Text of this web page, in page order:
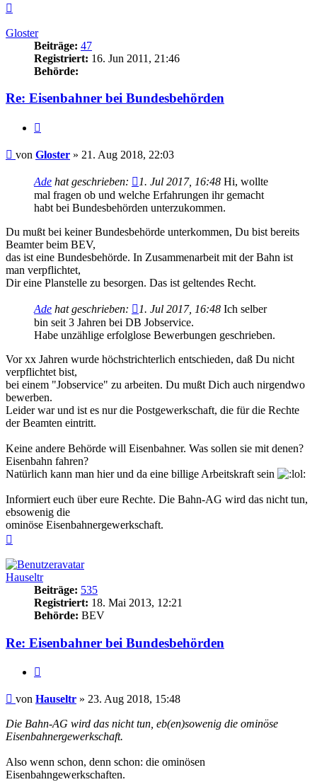
Gloster
Beiträge: 47
Registriert: 16. Jun 2011, 21:46
Behörde:
Re: Eisenbahner bei Bundesbehörden
Beitrag
von Gloster » 21. Aug 2018, 22:03
Ade hat geschrieben: 1. Jul 2017, 16:48 Hi, wollte
mal fragen ob und welche Erfahrungen ihr gemacht
habt bei Bundesbehörden unterzukommen.
Du mußt bei keiner Bundesbehörde unterkommen, Du bist bereits
Beamter beim BEV,
das ist eine Bundesbehörde. In Zusammenarbeit mit der Bahn ist
man verpflichtet,
Dir eine Planstelle zu besorgen. Das ist geltendes Recht.
Ade hat geschrieben: 1. Jul 2017, 16:48 Ich selber
bin seit 3 Jahren bei DB Jobservice.
Habe unzählige erfolglose Bewerbungen geschrieben.
Vor xx Jahren wurde höchstrichterlich entschieden, daß Du nicht
verpflichtet bist,
bei einem "Jobservice" zu arbeiten. Du mußt Dich auch nirgendwo
bewerben.
Leider war und ist es nur die Postgewerkschaft, die für die Rechte
der Beamten eintritt.
Keine andere Behörde will Eisenbahner. Was sollen sie mit denen?
Eisenbahn fahren?
Natürlich kann man hier und da eine billige Arbeitskraft sein
Informiert euch über eure Rechte. Die Bahn-AG wird das nicht tun,
ebsowenig die
ominöse Eisenbahnergewerkschaft.
Hauseltr
Beiträge: 535
Registriert: 18. Mai 2013, 12:21
Behörde: BEV
Re: Eisenbahner bei Bundesbehörden
Beitrag
von Hauseltr » 23. Aug 2018, 15:48
Die Bahn-AG wird das nicht tun, eb(en)sowenig die ominöse
Eisenbahnergewerkschaft.
Also wenn schon, denn schon: die ominösen
Eisenbahngewerkschaften.